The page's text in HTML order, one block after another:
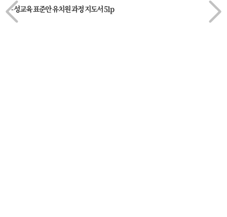
- 성교육 표준안 유치원 과정 지도서 51p